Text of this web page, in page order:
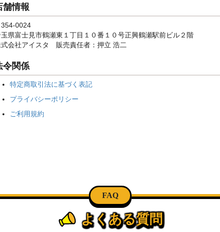
舗情報
0024
県富士見市鶴瀬東１丁目１０番１０号正興鶴瀬駅前ビル２階
会社アイスタ 販売責任者：押立 浩二
令関係
特定商取引法に基づく表記
プライバシーポリシー
ご利用規約
FAQ
よくある質問